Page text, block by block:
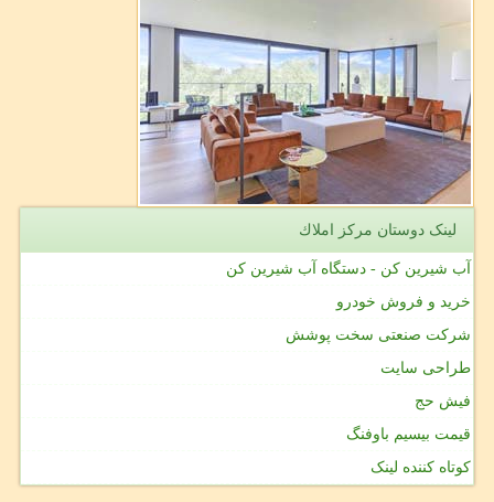
لینک دوستان مركز املاك
آب شیرین کن - دستگاه آب شیرین کن
خرید و فروش خودرو
شرکت صنعتی سخت پوشش
طراحی سایت
فیش حج
قیمت بیسیم باوفنگ
کوتاه کننده لینک